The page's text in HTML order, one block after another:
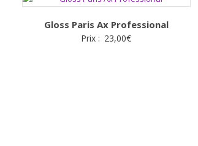
Gloss Paris Ax Professional
Prix : 23,00€